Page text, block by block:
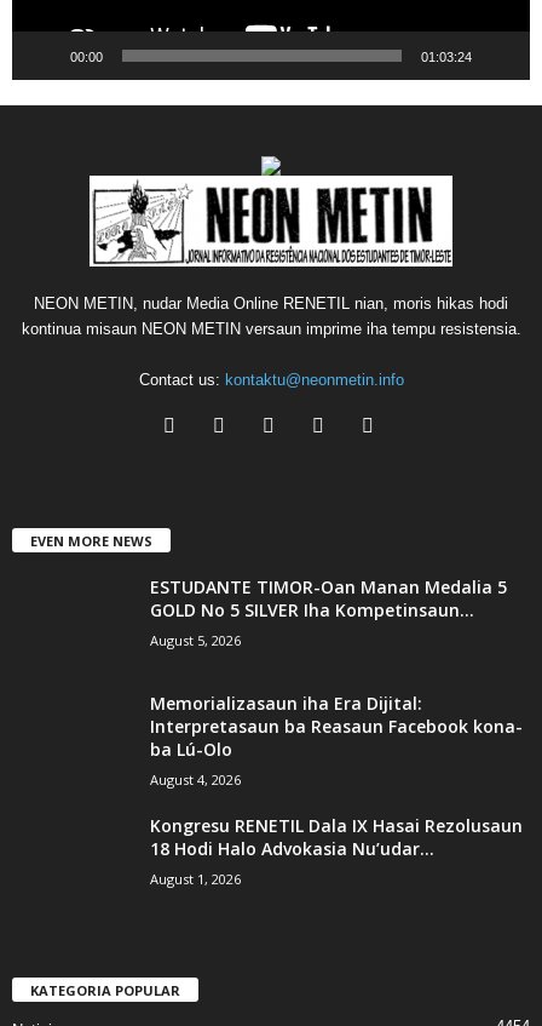
00:00 01:03:24
NEON METIN, nudar Media Online RENETIL nian, moris hikas hodi
kontinua misaun NEON METIN versaun imprime iha tempu resistensia.
Contact us: kontaktu@neonmetin.info
EVEN MORE NEWS
ESTUDANTE TIMOR-Oan Manan Medalia 5
GOLD No 5 SILVER Iha Kompetinsaun...
August 5, 2026
Memorializasaun iha Era Dijital:
Interpretasaun ba Reasaun Facebook kona-
ba Lú-Olo
August 4, 2026
Kongresu RENETIL Dala IX Hasai Rezolusaun
18 Hodi Halo Advokasia Nu’udar...
August 1, 2026
KATEGORIA POPULAR